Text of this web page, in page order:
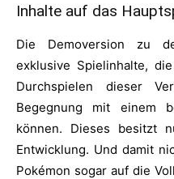
Inhalte auf das
Die Demoversion zu
exklusive Spielinhalte,
Durchspielen dieser
Begegnung mit einem
können. Dieses besitzt
Entwicklung. Und damit
Pokémon sogar auf die